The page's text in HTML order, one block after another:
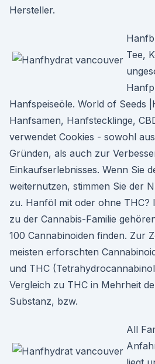
Hersteller.
Tee,
Hanfspeiseöle. World of Seeds
Hanfsamen, Hanfstecklinge,
verwendet Cookies - sowohl
Gründen, als auch zur
Einkaufserlebnisses. Wenn Sie
weiternutzen, stimmen Sie der
zu. Hanföl mit oder ohne THC?
zu der Cannabis-Familie
100 Cannabinoiden finden. Zur
meisten erforschten
und THC
Vergleich zu THC in Mehrheit
Substanz, bzw.
All